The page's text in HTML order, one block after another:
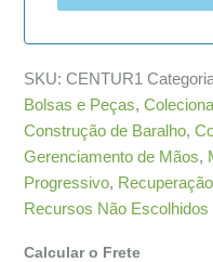
SKU:CENTUR1
Bolsas e Peças,
Construção de Baralho,
Gerenciamento de Mãos,
Progressivo,
Recursos Não Escolhidos
Calcular o Frete